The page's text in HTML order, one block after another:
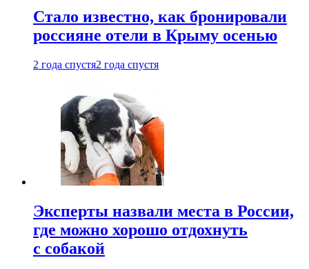
Стало известно, как бронировали
россияне отели в Крыму осенью
2 года спустя2 года спустя
Эксперты назвали места в России,
где можно хорошо отдохнуть
с собакой